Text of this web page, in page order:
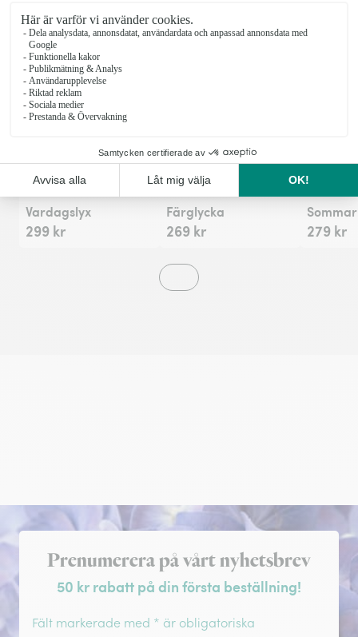
Vardagslyx
299 kr
Färglycka
269 kr 279 kr
Registrera dig för nyhetsbrev
Prenumerera på vårt nyhetsbrev
50 kr rabatt på din första beställning!
Fält markerade med * är obligatoriska